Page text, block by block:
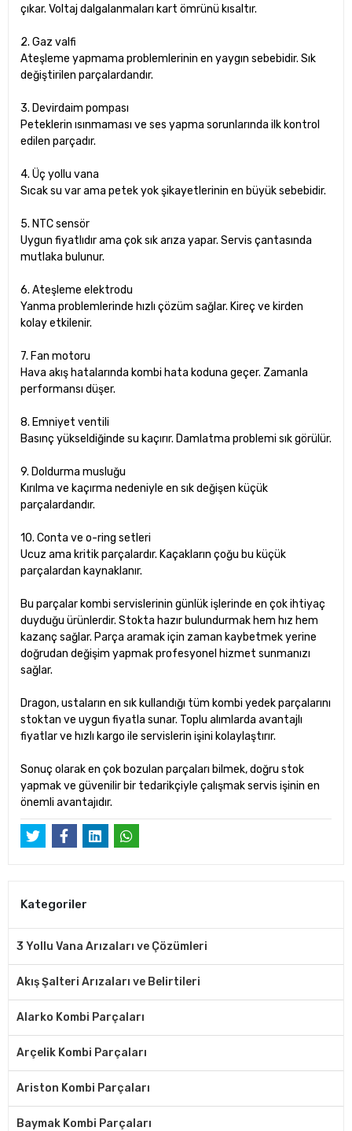
çıkar. Voltaj dalgalanmaları kart ömrünü kısaltır.
2. Gaz valfi
Ateşleme yapmama problemlerinin en yaygın sebebidir. Sık
değiştirilen parçalardandır.
3. Devirdaim pompası
Peteklerin ısınmaması ve ses yapma sorunlarında ilk kontrol
edilen parçadır.
4. Üç yollu vana
Sıcak su var ama petek yok şikayetlerinin en büyük sebebidir.
5. NTC sensör
Uygun fiyatlıdır ama çok sık arıza yapar. Servis çantasında
mutlaka bulunur.
6. Ateşleme elektrodu
Yanma problemlerinde hızlı çözüm sağlar. Kireç ve kirden
kolay etkilenir.
7. Fan motoru
Hava akış hatalarında kombi hata koduna geçer. Zamanla
performansı düşer.
8. Emniyet ventili
Basınç yükseldiğinde su kaçırır. Damlatma problemi sık görülür.
9. Doldurma musluğu
Kırılma ve kaçırma nedeniyle en sık değişen küçük
parçalardandır.
10. Conta ve o-ring setleri
Ucuz ama kritik parçalardır. Kaçakların çoğu bu küçük
parçalardan kaynaklanır.
Bu parçalar kombi servislerinin günlük işlerinde en çok ihtiyaç
duyduğu ürünlerdir. Stokta hazır bulundurmak hem hız hem
kazanç sağlar. Parça aramak için zaman kaybetmek yerine
doğrudan değişim yapmak profesyonel hizmet sunmanızı
sağlar.
Dragon, ustaların en sık kullandığı tüm kombi yedek parçalarını
stoktan ve uygun fiyatla sunar. Toplu alımlarda avantajlı
fiyatlar ve hızlı kargo ile servislerin işini kolaylaştırır.
Sonuç olarak en çok bozulan parçaları bilmek, doğru stok
yapmak ve güvenilir bir tedarikçiyle çalışmak servis işinin en
önemli avantajıdır.
Kategoriler
3 Yollu Vana Arızaları ve Çözümleri
Akış Şalteri Arızaları ve Belirtileri
Alarko Kombi Parçaları
Arçelik Kombi Parçaları
Ariston Kombi Parçaları
Baymak Kombi Parçaları